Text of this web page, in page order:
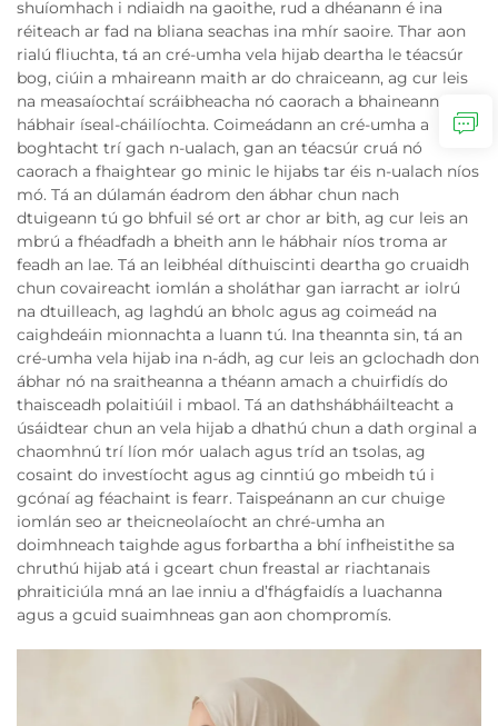
shuíomhach i ndiaidh na gaoithe, rud a dhéanann é ina
réiteach ar fad na bliana seachas ina mhír saoire. Thar aon
rialú fliuchta, tá an cré-umha vela hijab deartha le téacsúr
bog, ciúin a mhaireann maith ar do chraiceann, ag cur leis
na measaíochtaí scráibheacha nó caorach a bhaineann le
hábhair íseal-cháilíochta. Coimeádann an cré-umha a
boghtacht trí gach n-ualach, gan an téacsúr cruá nó
caorach a fhaightear go minic le hijabs tar éis n-ualach níos
mó. Tá an dúlamán éadrom den ábhar chun nach
dtuigeann tú go bhfuil sé ort ar chor ar bith, ag cur leis an
mbrú a fhéadfadh a bheith ann le hábhair níos troma ar
feadh an lae. Tá an leibhéal díthuiscinti deartha go cruaidh
chun covaireacht iomlán a sholáthar gan iarracht ar iolrú
na dtuilleach, ag laghdú an bholc agus ag coimeád na
caighdeáin mionnachta a luann tú. Ina theannta sin, tá an
cré-umha vela hijab ina n-ádh, ag cur leis an gclochadh don
ábhar nó na sraitheanna a théann amach a chuirfidís do
thaisceadh polaitiúil i mbaol. Tá an dathshábháilteacht a
úsáidtear chun an vela hijab a dhathú chun a dath orginal a
chaomhnú trí líon mór ualach agus tríd an tsolas, ag
cosaint do investíocht agus ag cinntiú go mbeidh tú i
gcónaí ag féachaint is fearr. Taispeánann an cur chuige
iomlán seo ar theicneolaíocht an chré-umha an
doimhneach taighde agus forbartha a bhí infheistithe sa
chruthú hijab atá i gceart chun freastal ar riachtanais
phraiticiúla mná an lae inniu a d’fhágfaidís a luachanna
agus a gcuid suaimhneas gan aon chompromís.